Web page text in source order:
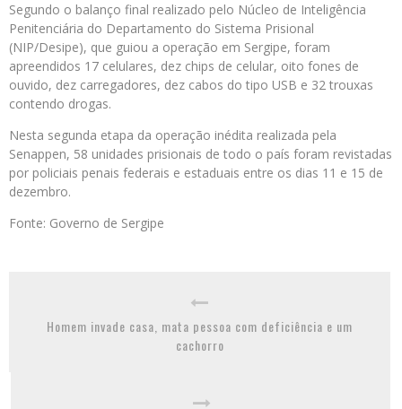
Segundo o balanço final realizado pelo Núcleo de Inteligência
Penitenciária do Departamento do Sistema Prisional
(NIP/Desipe), que guiou a operação em Sergipe, foram
apreendidos 17 celulares, dez chips de celular, oito fones de
ouvido, dez carregadores, dez cabos do tipo USB e 32 trouxas
contendo drogas.
Nesta segunda etapa da operação inédita realizada pela
Senappen, 58 unidades prisionais de todo o país foram revistadas
por policiais penais federais e estaduais entre os dias 11 e 15 de
dezembro.
Fonte: Governo de Sergipe
Homem invade casa, mata pessoa com deficiência e um
cachorro